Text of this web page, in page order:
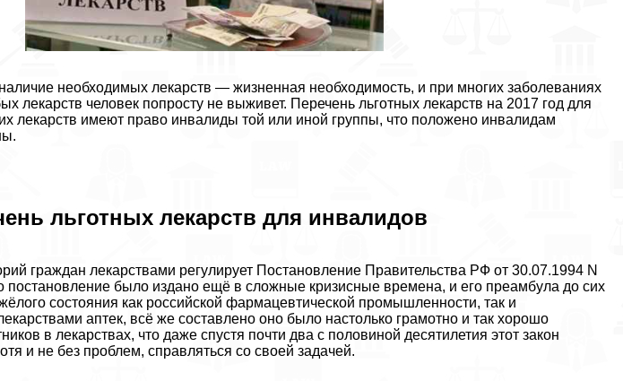
необходимых лекарств — жизненная необходимость, и при многих заболеваниях
лекарств человек попросту не выживет. Перечень льготных лекарств на 2017 год для
лекарств имеют право инвалиды той или иной группы, что положено инвалидам
льготных лекарств для инвалидов
граждан лекарствами регулирует Постановление Правительства РФ от 30.07.1994 N
постановление было издано ещё в сложные кризисные времена, и его преамбула до сих
состояния как российской фармацевтической промышленности, так и
аптек, всё же составлено оно было настолько грамотно и так хорошо
в лекарствах, что даже спустя почти два с половиной десятилетия этот закон
и не без проблем, справляться со своей задачей.